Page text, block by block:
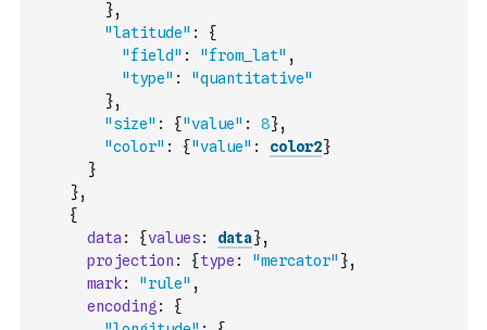
},
"latitude" :
{
"field" : "from_lat" ,
"type" :
"quantitative"
},
"size" : {"value" : 8},
"color" : {"value" : color2}
}
},
{
data : {values: data},
projection : {type : "mercator" },
mark: "rule" ,
encoding :
{